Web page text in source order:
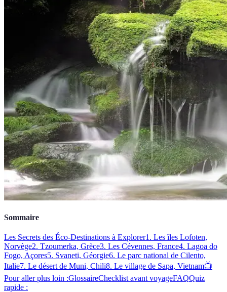
Sommaire
Les Secrets des Éco-Destinations à Explorer1. Les îles Lofoten,
Norvège2. Tzoumerka, Grèce3. Les Cévennes, France4. Lagoa do
Fogo, Açores5. Svaneti, Géorgie6. Le parc national de Cilento,
Italie7. Le désert de Muni, Chili8. Le village de Sapa, Vietnam📺
Pour aller plus loin :GlossaireChecklist avant voyageFAQQuiz
rapide :